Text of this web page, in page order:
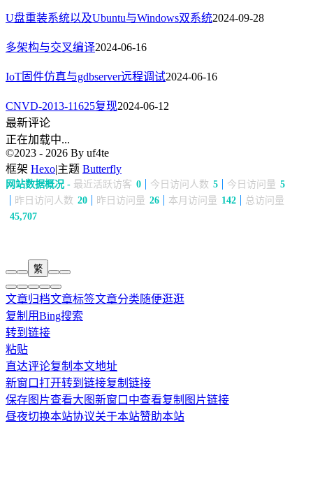
U盘重装系统以及Ubuntu与Windows双系统2024-09-28
多架构与交叉编译2024-06-16
IoT固件仿真与gdbserver远程调试2024-06-16
CNVD-2013-11625复现2024-06-12
最新评论
正在加载中...
©2023 - 2026 By uf4te
框架 Hexo|主题 Butterfly
网站数据概况 - 最近活跃访客 0 今日访问人数 5 今日访问量 5
昨日访问人数 20 昨日访问量 26 本月访问量 142
总访问量
45,707
繁
文章归档文章标签文章分类随便逛逛
复制 用Bing搜索
转到链接
粘贴
直达评论复制本文地址
新窗口打开转到链接复制链接
保存图片查看大图新窗口中查看复制图片链接
昼夜切换本站协议关于本站赞助本站